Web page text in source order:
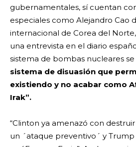
gubernamentales, sí cuentan
especiales como Alejandro Cao
internacional de Corea del
una entrevista en el diario
sistema de bombas nucleares
sistema de disuasión que
existiendo y no acabar como
Irak”.
“Clinton ya amenazó con
un ´ataque preventivo´ y